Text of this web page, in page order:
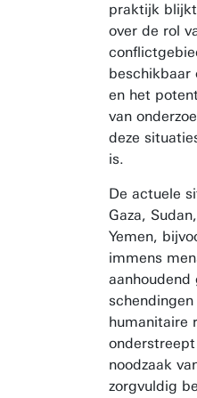
praktijk
over de rol
beschikbaar
en het
van
deze
is.
De actuele
Gaza,
Yemen,
immens
humanitaire
noodzaak
zorgvuldig